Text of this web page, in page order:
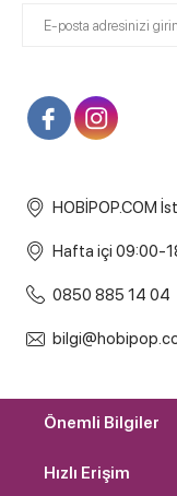
HOBİPOP.COM
Hafta içi 09:00-
0850 885 14 04
Önemli Bilgiler
Hızlı Erişim